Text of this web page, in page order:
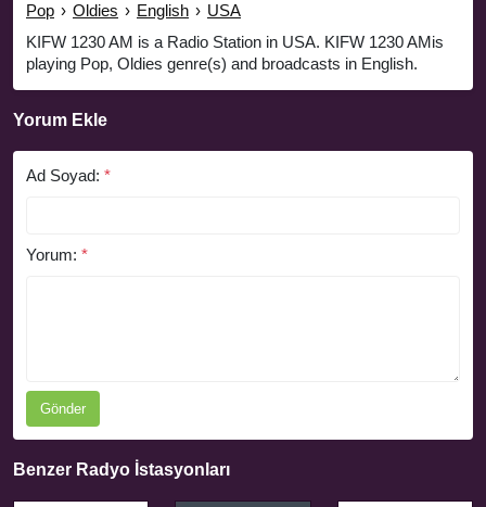
Pop › Oldies › English › USA
KIFW 1230 AM is a Radio Station in USA. KIFW 1230 AMis
playing Pop, Oldies genre(s) and broadcasts in English.
Yorum Ekle
Ad Soyad: *
Yorum: *
Gönder
Benzer Radyo İstasyonları